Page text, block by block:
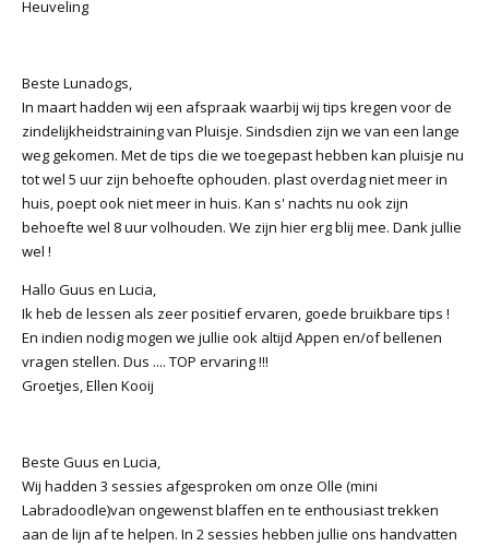
Heuveling
Beste Lunadogs,
In maart hadden wij een afspraak waarbij wij tips kregen voor de
zindelijkheidstraining van Pluisje. Sindsdien zijn we van een lange
weg gekomen. Met de tips die we toegepast hebben kan pluisje nu
tot wel 5 uur zijn behoefte ophouden. plast overdag niet meer in
huis, poept ook niet meer in huis. Kan s' nachts nu ook zijn
behoefte wel 8 uur volhouden. We zijn hier erg blij mee. Dank jullie
wel !
Hallo Guus en Lucia,
Ik heb de lessen als zeer positief ervaren, goede bruikbare tips !
En indien nodig mogen we jullie ook altijd Appen en/of bellenen
vragen stellen. Dus .... TOP ervaring !!!
Groetjes, Ellen Kooij
Beste Guus en Lucia,
Wij hadden 3 sessies afgesproken om onze Olle (mini
Labradoodle)van ongewenst blaffen en te enthousiast trekken
aan de lijn af te helpen. In 2 sessies hebben jullie ons handvatten